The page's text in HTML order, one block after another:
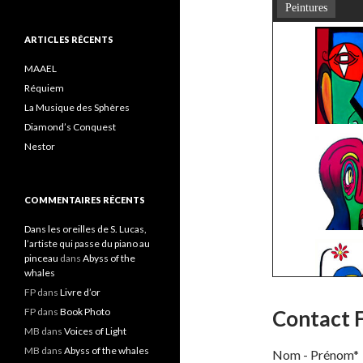
Peintures
Contact
Nom - Prénom*
ARTICLES RÉCENTS
MAAEL
Réquiem
La Musique des Sphères
Diamond’s Conquest
Nestor
COMMENTAIRES RÉCENTS
Dans les oreilles de S. Lucas,
l’artiste qui passe du piano au
pinceau dans Abyss of the
whales
FP dans Livre d’or
FP dans Book Photo
MB dans Voices of Light
MB dans Abyss of the whales